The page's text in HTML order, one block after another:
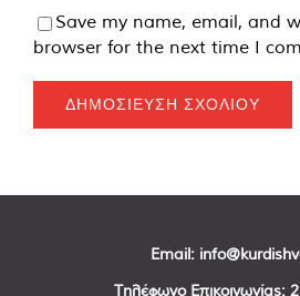
Save my name, email, and
browser for the next time I
Email:
Τηλέφωνο Επικοινωνίας: